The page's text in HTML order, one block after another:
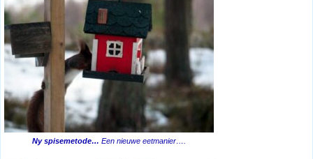
Ny spisemetode… Een nieuwe eetmanier….